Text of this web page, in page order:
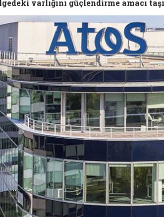
varlığını güçlendirme amacı